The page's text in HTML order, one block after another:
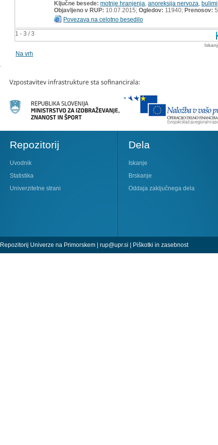
1 - 3 / 3
Ključne besede: motnje hranjenja anoreksija nervoza
Objavljeno v RUP: 10.07.2015; Ogledov: 11940; Prenosov:
Povezava na celotno besedilo
Na vrh
Repozitorij
Uvodnik
Statistika
Univerzitetne strani
Dela
Iskanje
Brskanje
Oddaja zaključnega dela
Repozitorij Univerze na Primorskem | rup@upr.si | Piškotki in zasebnost